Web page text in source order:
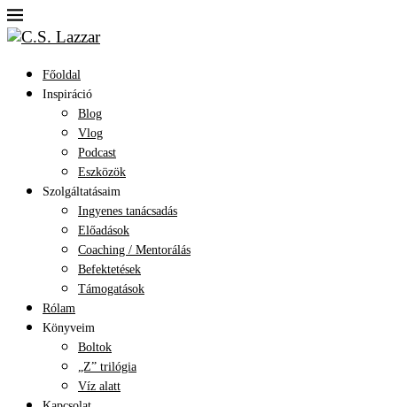
Főoldal
Inspiráció
Blog
Vlog
Podcast
Eszközök
Szolgáltatásaim
Ingyenes tanácsadás
Előadások
Coaching / Mentorálás
Befektetések
Támogatások
Rólam
Könyveim
Boltok
„Z” trilógia
Víz alatt